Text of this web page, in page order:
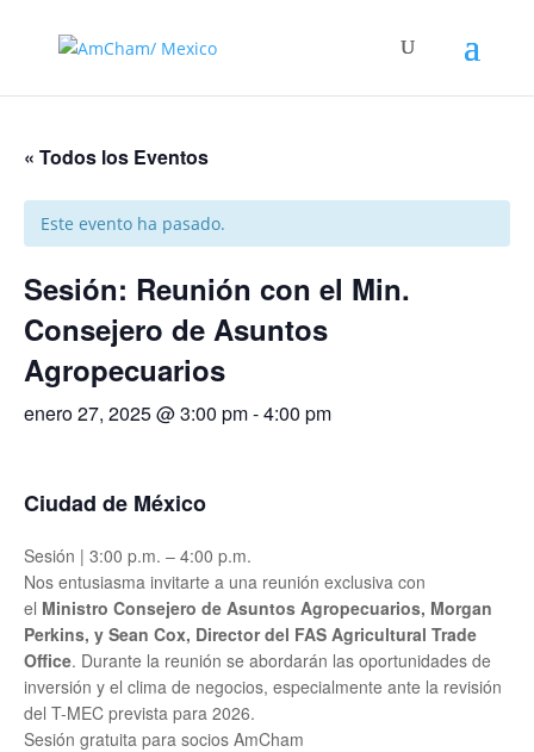
« Todos los Eventos
Este evento ha pasado.
Sesión: Reunión con el Min.
Consejero de Asuntos
Agropecuarios
enero 27, 2025 @ 3:00 pm-4:00 pm
Ciudad de México
Sesión | 3:00 p.m. – 4:00 p.m.
Nos entusiasma invitarte a una reunión exclusiva con
el Ministro Consejero de Asuntos Agropecuarios, Morgan
Perkins, y Sean Cox, Director del FAS Agricultural Trade
Office. Durante la reunión se abordarán las oportunidades de
inversión y el clima de negocios, especialmente ante la revisión
del T-MEC prevista para 2026.
Sesión gratuita para socios AmCham